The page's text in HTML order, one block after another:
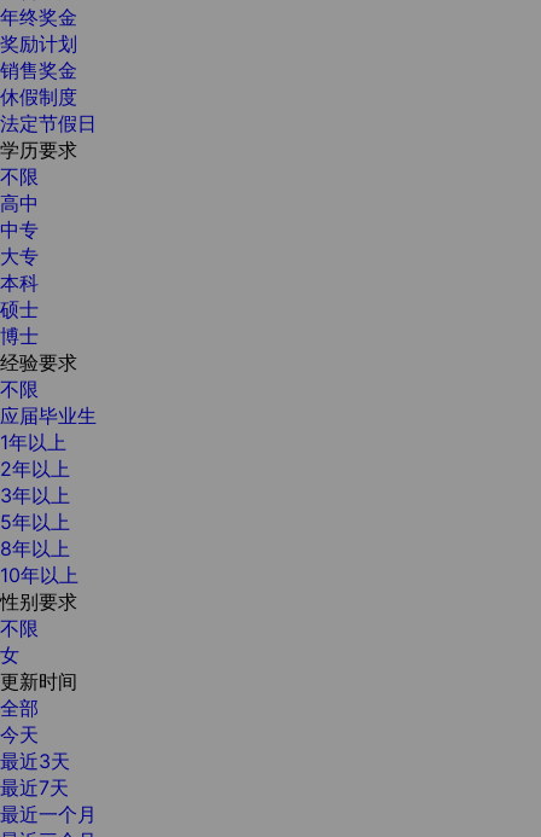
年终奖金
奖励计划
销售奖金
休假制度
法定节假日
学历要求
不限
高中
中专
大专
本科
硕士
博士
经验要求
不限
应届毕业生
1年以上
2年以上
3年以上
5年以上
8年以上
10年以上
性别要求
不限
女
更新时间
全部
今天
最近3天
最近7天
最近一个月